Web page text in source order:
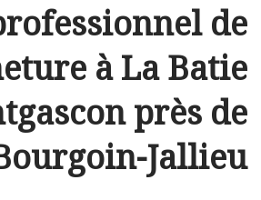
de
à La Batie
près de
Jallieu